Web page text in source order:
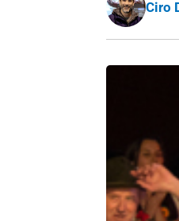
Ciro